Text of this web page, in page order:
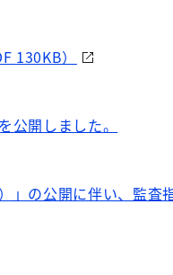
130KB）
公開しました。
」の公開に伴い、監査